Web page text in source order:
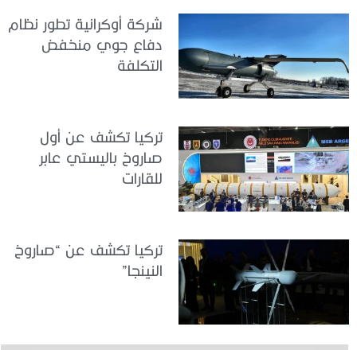
شركة أوكرانية تطور نظام
دفاع جوي منخفض
التكلفة
تركيا تكشف عن أول
صاروخ باليستي عابر
للقارات
تركيا تكشف عن “صاروخ
النينجا”